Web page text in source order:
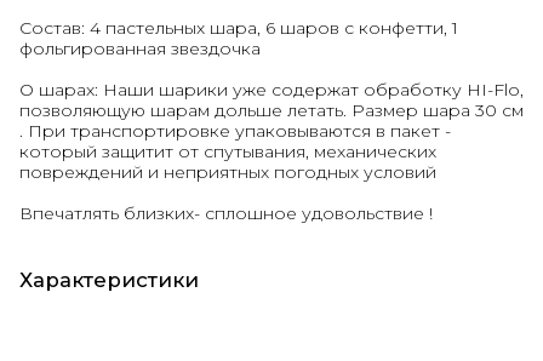
Состав: 4 пастельных шара, 6 шаров с конфетти, 1
фольгированная звездочка
О шарах: Наши шарики уже содержат обработку HI-Flo,
позволяющую шарам дольше летать. Размер шара 30 см
. При транспортировке упаковываются в пакет -
который защитит от спутывания, механических
повреждений и неприятных погодных условий
Впечатлять близких- сплошное удовольствие !
Характеристики